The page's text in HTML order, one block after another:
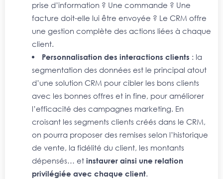
prise d’information ? Une commande ? Une
facture doit-elle lui être envoyée ? Le CRM offre
une gestion complète des actions liées à chaque
client.
Personnalisation des interactions clients : la
segmentation des données est le principal atout
d’une solution CRM pour cibler les bons clients
avec les bonnes offres et in fine, pour améliorer
l’efficacité des campagnes marketing. En
croisant les segments clients créés dans le CRM,
on pourra proposer des remises selon l’historique
de vente, la fidélité du client, les montants
dépensés… et instaurer ainsi une relation
privilégiée avec chaque client.